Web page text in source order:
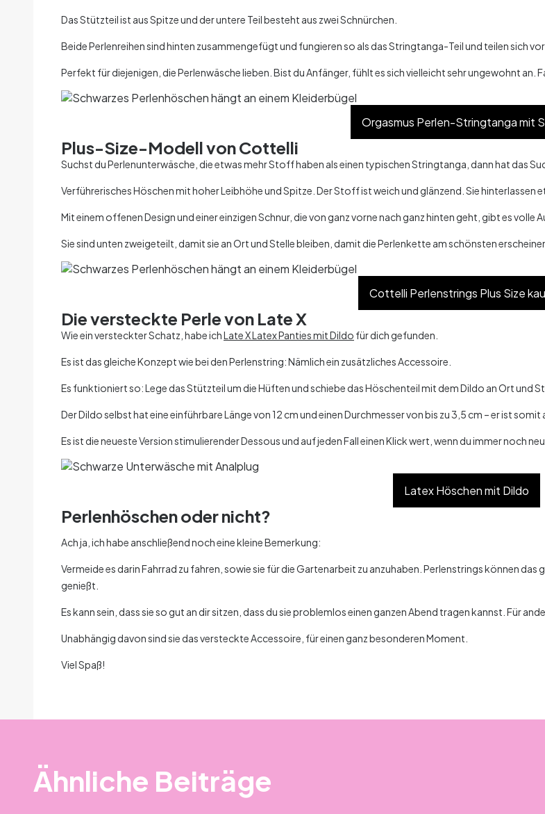
Das Stützteil ist aus Spitze und der untere Teil besteht aus zwei Schnürchen.
Beide Perlenreihen sind hinten zusammengefügt und fungieren so als das Stringtanga-Teil und teilen sich
Perfekt für diejenigen, die Perlenwäsche lieben. Bist du Anfänger, fühlt es sich vielleicht sehr ungewohnt an.
Orgasmus Perlen-Stringtanga mit
Plus-Size-Modell von Cottelli
Suchst du Perlenunterwäsche, die etwas mehr Stoff haben als einen typischen Stringtanga, dann hat das
Verführerisches Höschen mit hoher Leibhöhe und Spitze. Der Stoff ist weich und glänzend. Sie hinterlassen
Mit einem offenen Design und einer einzigen Schnur, die von ganz vorne nach ganz hinten geht, gibt es volle
Sie sind unten zweigeteilt, damit sie an Ort und Stelle bleiben, damit die Perlenkette am schönsten
Cottelli Perlenstrings Plus Size
Die versteckte Perle von Late X
Wie ein versteckter Schatz, habe ichLate X Latex Panties mit Dildo für dich gefunden.
Es ist das gleiche Konzept wie bei den Perlenstring: Nämlich ein zusätzliches Accessoire.
Es funktioniert so: Lege das Stützteil um die Hüften und schiebe das Höschenteil mit dem Dildo an Ort und
Der Dildo selbst hat eine einführbare Länge von 12 cm und einen Durchmesser von bis zu 3,5 cm – er ist
Es ist die neueste Version stimulierender Dessous und auf jeden Fall einen Klick wert, wenn du immer noch
Latex Höschen mit Dildo
Perlenhöschen oder nicht?
Ach ja, ich habe anschließend noch eine kleine Bemerkung:
Vermeide es darin Fahrrad zu fahren, sowie sie für die Gartenarbeit zu anzuhaben. Perlenstrings können das
genießt.
Es kann sein, dass sie so gut an dir sitzen, dass du sie problemlos einen ganzen Abend tragen kannst. Für
Unabhängig davon sind sie das versteckte Accessoire, für einen ganz besonderen Moment.
Viel Spaß!
Ähnliche Beiträge